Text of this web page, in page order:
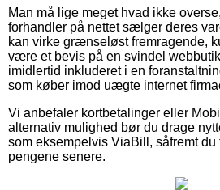
Man må lige meget hvad ikke
forhandler på nettet sælger deres
kan virke grænseløst fremragende,
være et bevis på en svindel
imidlertid inkluderet i en
som køber imod uægte internet
Vi anbefaler kortbetalinger eller
alternativ mulighed bør du drage
som eksempelvis ViaBill, såfremt
pengene senere.